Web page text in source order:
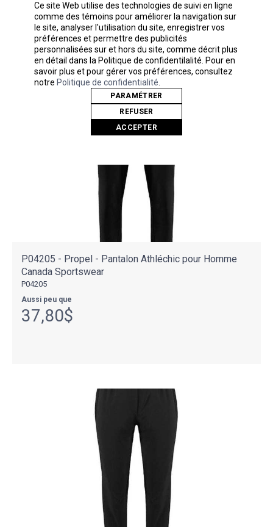
12,67$
P04205 - Propel - Pantalon Athléchic pour Homme
Canada Sportswear
P04205
Aussi peu que
37,80$
Ce site Web utilise des technologies de suivi en ligne
comme des témoins pour améliorer la navigation sur
le site, analyser l'utilisation du site, enregistrer vos
préférences et permettre des publicités
personnalisées sur et hors du site, comme décrit plus
en détail dans la Politique de confidentilalité. Pour en
savoir plus et pour gérer vos préférences, consultez
notre Politique de confidentialité
PARAMÉTRER
REFUSER
ACCEPTER